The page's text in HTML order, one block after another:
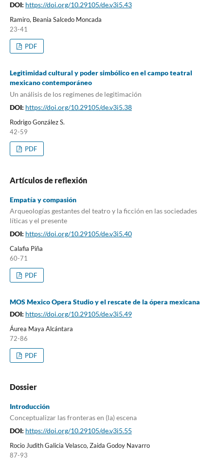
DOI: https://doi.org/10.29105/de.v3i5.43
Ramiro, Beania Salcedo Moncada
23-41
PDF
Legitimidad cultural y poder simbólico en el campo teatral
mexicano contemporáneo
Un análisis de los regímenes de legitimación
DOI: https://doi.org/10.29105/de.v3i5.38
Rodrigo González S.
42-59
PDF
Artículos de reflexión
Empatía y compasión
Arqueologías gestantes del teatro y la ficción en las sociedades
líticas y el presente
DOI: https://doi.org/10.29105/de.v3i5.40
Calafia Piña
60-71
PDF
MOS Mexico Opera Studio y el rescate de la ópera mexicana
DOI: https://doi.org/10.29105/de.v3i5.49
Áurea Maya Alcántara
72-86
PDF
Dossier
Introducción
Conceptualizar las fronteras en (la) escena
DOI: https://doi.org/10.29105/de.v3i5.55
Rocio Judith Galicia Velasco, Zaida Godoy Navarro
87-93